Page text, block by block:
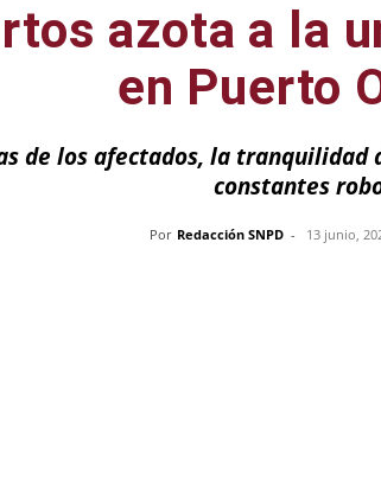
azota a la
en Puerto
de los afectados, la
constantes
Por Redacción SNPD - 13 junio,